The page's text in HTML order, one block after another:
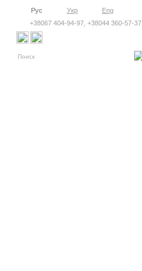
Рус Укр
Eng
+38067 404-94-97, +38044 360-57-37